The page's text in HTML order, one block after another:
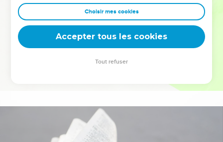
clés pour avancer avec plus de sagesse afin que leurs erreurs
deviennent vos tremplins. Que vous guidiez un ministère, une
équipe, un groupe ou une famille, leur expérience est faite
Choisir mes cookies
Accepter tous les cookies
Tout refuser